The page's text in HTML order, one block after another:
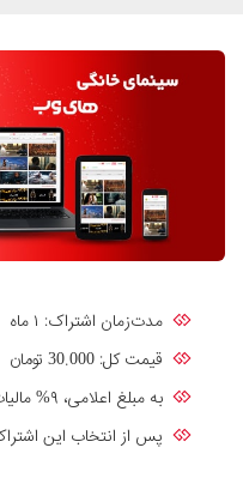
مدت‌زمان اشتراک: ۱ ماه
قیمت کل: 30.000 تومان
به مبلغ اعلامی، ۹% مالیات بر ارزش افزوده اضافه می گردد.
پس از انتخاب این